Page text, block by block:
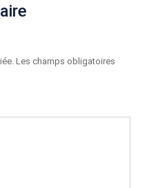
Les champs obligatoires